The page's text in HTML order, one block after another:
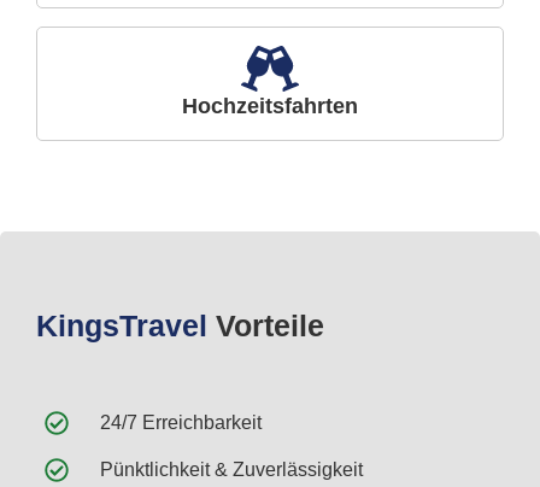
Hochzeitsfahrten
KingsTravel Vorteile
24/7 Erreichbarkeit
Pünktlichkeit & Zuverlässigkeit